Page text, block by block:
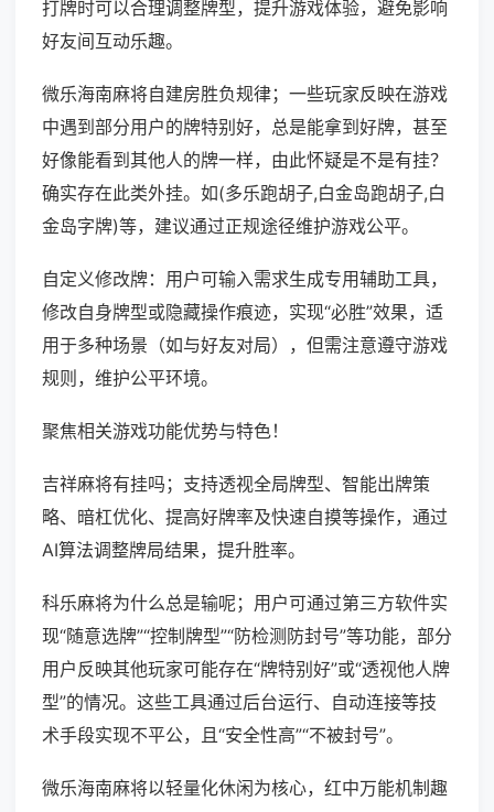
打牌时可以合理调整牌型，提升游戏体验，避免影响
好友间互动乐趣。
微乐海南麻将自建房胜负规律；一些玩家反映在游戏
中遇到部分用户的牌特别好，总是能拿到好牌，甚至
好像能看到其他人的牌一样，由此怀疑是不是有挂？
确实存在此类外挂。如(多乐跑胡子,白金岛跑胡子,白
金岛字牌)等，建议通过正规途径维护游戏公平。
自定义修改牌：用户可输入需求生成专用辅助工具，
修改自身牌型或隐藏操作痕迹，实现“必胜”效果，适
用于多种场景（如与好友对局），但需注意遵守游戏
规则，维护公平环境。
聚焦相关游戏功能优势与特色！
吉祥麻将有挂吗；支持透视全局牌型、智能出牌策
略、暗杠优化、提高好牌率及快速自摸等操作，通过
AI算法调整牌局结果，提升胜率。
科乐麻将为什么总是输呢；用户可通过第三方软件实
现“随意选牌”“控制牌型”“防检测防封号”等功能，部分
用户反映其他玩家可能存在“牌特别好”或“透视他人牌
型”的情况。这些工具通过后台运行、自动连接等技
术手段实现不平公，且“安全性高”“不被封号”。
微乐海南麻将以轻量化休闲为核心，红中万能机制趣